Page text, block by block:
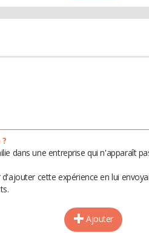
dans une entreprise qui n'apparaît
cette expérience en lui
Ajouter